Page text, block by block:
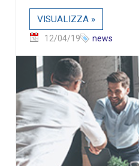
VISUALIZZA »
12/04/19 news